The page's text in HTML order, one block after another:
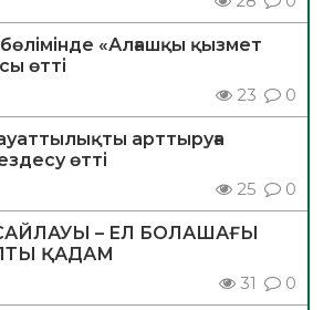
«Алғашқы қызмет
өтті
23 0
арттыруға
өтті
25 0
– ЕЛ БОЛАШАҒЫ
ҚАДАМ
31 0